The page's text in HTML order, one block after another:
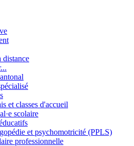
distance
et classes d'accueil
scolaire
et psychomotricité (PPLS)
professionnelle